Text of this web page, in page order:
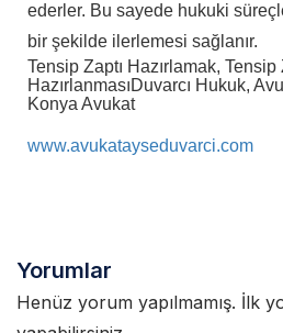
ederler. Bu sayede hukuki
bir şekilde ilerlemesi sağlanır.
Tensip Zaptı Hazırlamak, Tensip
HazırlanmasıDuvarcı Hukuk,
Konya Avukat
www.avukatayseduvarci.com
Yorumlar
Henüz yorum yapılmamış. İlk